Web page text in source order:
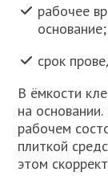
рабочее
основание;
срок
В ёмкости
на
рабочем
плиткой
этом